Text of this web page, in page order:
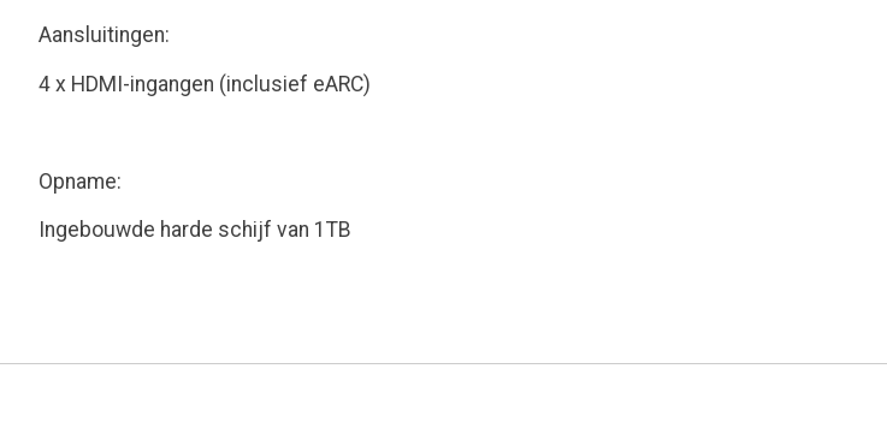
Aansluitingen:
4 x HDMI-ingangen (inclusief eARC)
Opname:
Ingebouwde harde schijf van 1TB